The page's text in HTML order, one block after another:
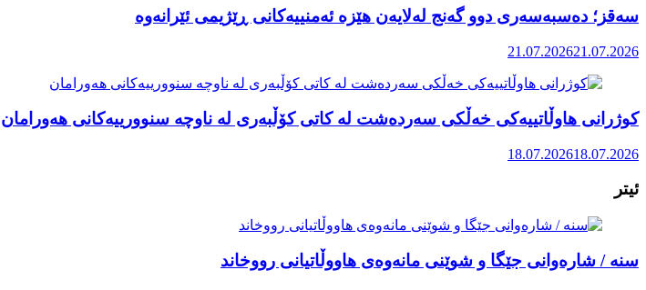
سەقز؛ دەسبەسەری دوو گەنج لەلایەن هێزە ئەمنییەکانی ڕێژیمی ئێرانەوە
21.07.202621.07.2026
کوژرانی هاوڵاتییەکی خەڵکی سەردەشت لە کاتی کۆڵبەری لە ناوچە سنوورییەکانی هەورامان
18.07.202618.07.2026
ئیتر
سنە / شارەوانی جێگا و شوێنی مانەوەی هاووڵاتیانی رووخاند